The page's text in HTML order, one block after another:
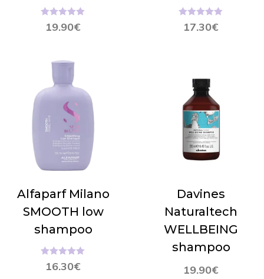
19.90€
Hinnanguga
5.00/ 5 17.30€
Hinnanguga
5.00/ 5
Alfaparf Milano
SMOOTH low
shampoo
16.30€
Hinnanguga
5.00/ 5
Davines
Naturaltech
WELLBEING
shampoo
19.90€